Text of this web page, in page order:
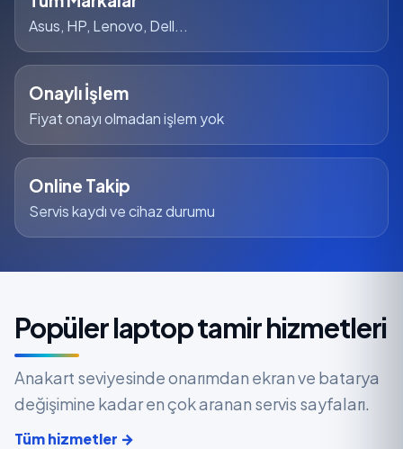
Asus, HP, Lenovo, Dell...
Onaylı İşlem
Fiyat onayı olmadan işlem yok
Online Takip
Servis kaydı ve cihaz durumu
Popüler laptop tamir hizmetleri
Anakart seviyesinde onarımdan ekran ve batarya
değişimine kadar en çok aranan servis sayfaları.
Tüm hizmetler →